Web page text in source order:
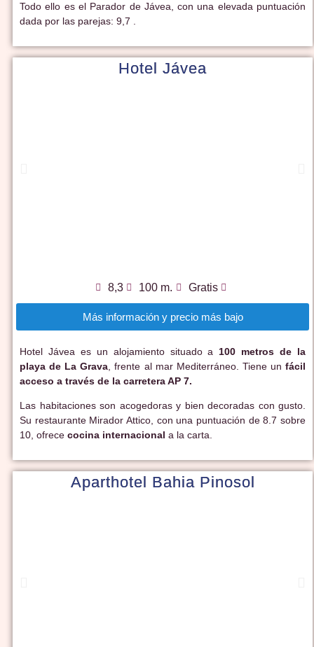
Todo ello es el Parador de Jávea, con una elevada puntuación
dada por las parejas: 9,7 .
Hotel Jávea
8,3 100 m. Gratis
Más información y precio más bajo
Hotel Jávea es un alojamiento situado a 100 metros de la
playa de La Grava , frente al mar Mediterráneo. Tiene unfácil
acceso a través de la carretera AP 7.
Las habitaciones son acogedoras y bien decoradas con gusto.
Su restaurante Mirador Attico, con una puntuación de 8.7 sobre
10, ofrece cocina internacional a la carta.
Aparthotel Bahia Pinosol